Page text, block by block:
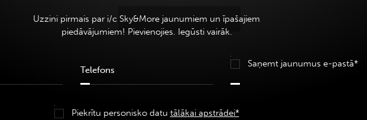
Uzzini pirmais par i/c Sky&More jaunumiem un īpašajiem
piedāvājumiem! Pievienojies. Iegūsti vairāk.
Saņemt jaunumus e-pastā*
Piekrītu personisko datu tālākai apstrādei*